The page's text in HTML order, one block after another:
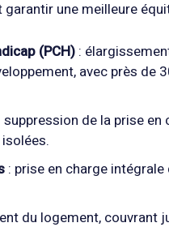
une meilleure
(PCH) :
avec près de
suppression de la prise
: prise en charge
du logement, couvrant